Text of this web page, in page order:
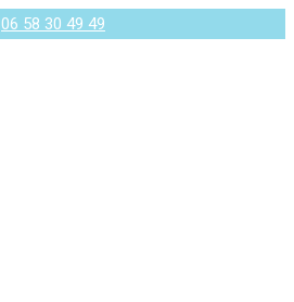
06 58 30 49 49